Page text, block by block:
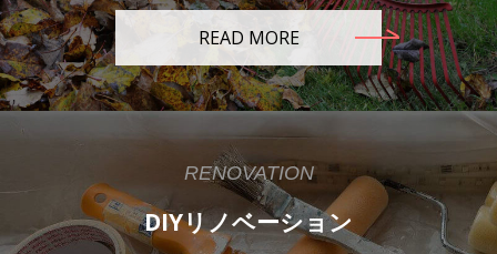
READ MORE
RENOVATION
DIYリノベーション